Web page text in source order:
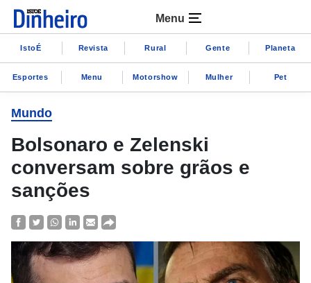
Menu
IstoÉ Revista Rural Gente Planeta
Esportes Menu Motorshow Mulher Pet
Mundo
Bolsonaro e Zelenski
conversam sobre grãos e
sanções